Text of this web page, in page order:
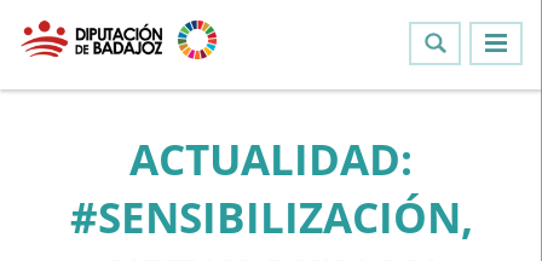
ACTUALIDAD:
#SENSIBILIZACIÓN,